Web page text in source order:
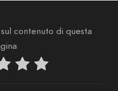
contenuto di questa